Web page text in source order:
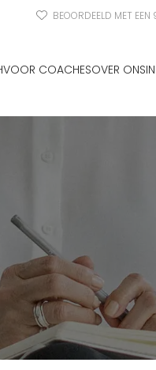
BEOORDEELD MET EEN
VOOR COACHESOVER ONS